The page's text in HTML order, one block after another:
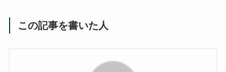
この記事を書いた人